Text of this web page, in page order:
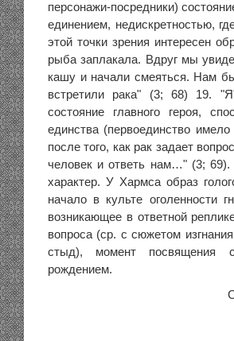
персонажи-посредники)
единением, недискретностью,
этой точки зрения интересен
рыба заплакала. Вдруг мы
кашу и начали смеяться. Нам
встретили рака" (3; 68) 19.
состояние главного героя,
единства (первоединство
после того, как рак задает
человек и ответь нам…" (3; 69).
характер. У Хармса образ
начало в культе оголенности
возникающее в ответной
вопроса (ср. с сюжетом
стыд), момент посвящения
рождением.